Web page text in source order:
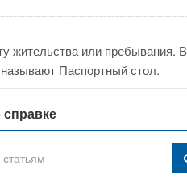
жительства или пребывания. В
Паспортный стол.